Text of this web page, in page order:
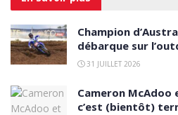
Champion
débarque sur
31 JUILLET 2026
Cameron McAdoo
c’est (bientôt)